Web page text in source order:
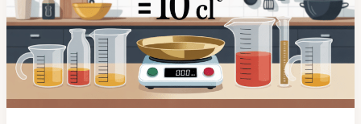
de
calcul